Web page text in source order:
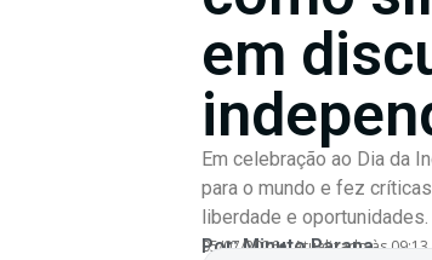
em
Em celebração ao Dia da
para o mundo e fez
liberdade e oportunidades.
Por:Minuto Parana
05/07/2026 Atualizado às 09:13